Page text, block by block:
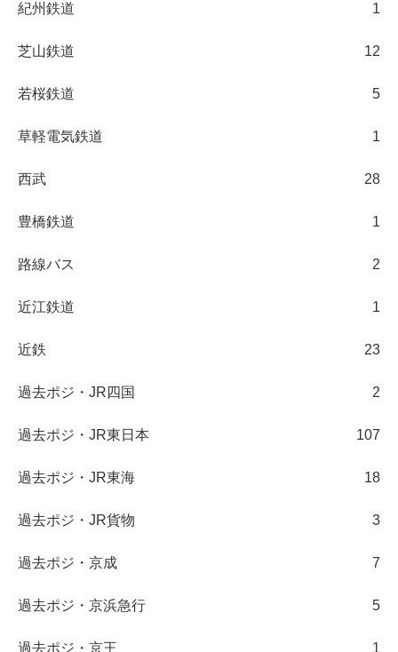
紀州鉄道 1
芝山鉄道 12
若桜鉄道 5
草軽電気鉄道 1
西武 28
豊橋鉄道 1
路線バス 2
近江鉄道 1
近鉄 23
過去ポジ・JR四国 2
過去ポジ・JR東日本 107
過去ポジ・JR東海 18
過去ポジ・JR貨物 3
過去ポジ・京成 7
過去ポジ・京浜急行 5
過去ポジ・京王 1